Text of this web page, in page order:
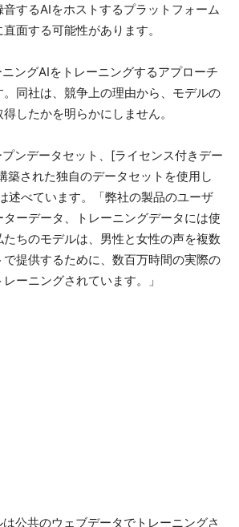
音するAIをホストするプラットフォーム
面する可能性があります。
ングAIをトレーニングするアプローチ
。同社は、競争上の理由から、モデルの
したかを明らかにしません。
プンデータセット、[ライセンス付きデー
築された独自のデータセットを使用し
述べています。「弊社の製品のユーザ
ーデータ、トレーニングデータには使
ちのモデルは、男性と女性の声を複数
提供するために、数百万時間の実際の
ーニングされています。」
公共のウェブデータでトレーニングさ